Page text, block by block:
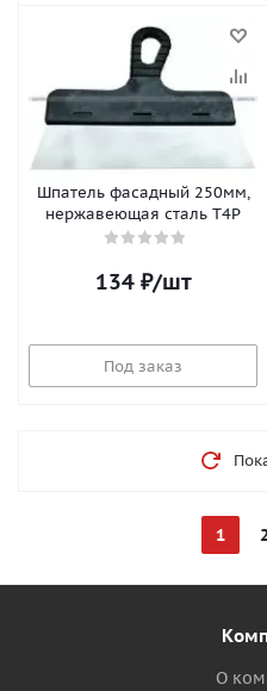
Шпатель фасадный 250мм,
нержавеющая сталь T4P
134₽/шт
Под заказ
1
О